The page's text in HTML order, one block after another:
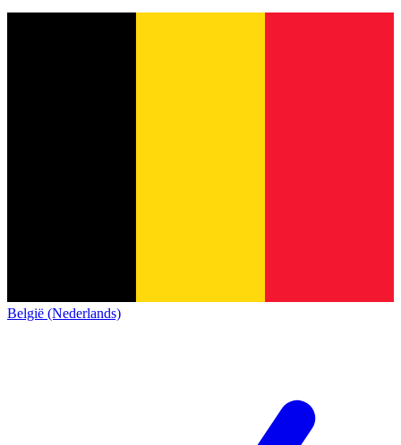
België (Nederlands)